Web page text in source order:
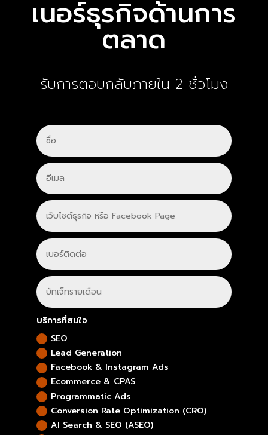
เนอร์ธุรกิจด้านการ
ตลาด
รับการตอบกลับภายใน 2 ชั่วโมง
บริการที่สนใจ
SEO
Lead Generation
Facebook & Instagram Ads
Ecommerce & CPAS
Programmatic Ads
Conversion Rate Optimization (CRO)
Al Search & SEO (ASEO)